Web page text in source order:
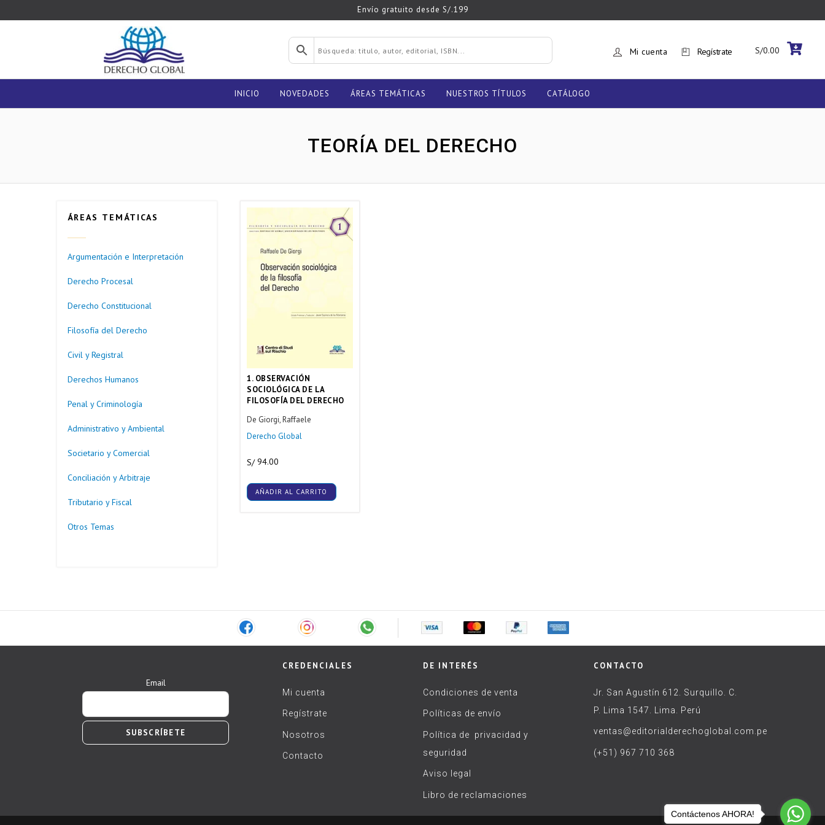
Envío gratuito desde S/.199
Mi cuenta Regístrate S/0.00
INICIO NOVEDADES ÁREAS TEMÁTICAS NUESTROS TÍTULOS CATÁLOGO
TEORÍA DEL DERECHO
ÁREAS TEMÁTICAS
Argumentación e Interpretación
Derecho Procesal
Derecho Constitucional
Filosofía del Derecho
Civil y Registral
Derechos Humanos
Penal y Criminología
Administrativo y Ambiental
Societario y Comercial
Conciliación y Arbitraje
Tributario y Fiscal
Otros Temas
1. OBSERVACIÓN
SOCIOLÓGICA DE LA
FILOSOFÍA DEL DERECHO
De Giorgi, Raffaele
Derecho Global
S/ 94.00
AÑADIR AL CARRITO
Email
SUBSCRÍBETE
CREDENCIALES
Mi cuenta
Regístrate
Nosotros
Contacto
DE INTERÉS
Condiciones de venta
Políticas de envío
Política de privacidad y
seguridad
Aviso legal
Libro de reclamaciones
CONTACTO
Jr. San Agustín 612. Surquillo. C.
P. Lima 1547. Lima. Perú
ventas@editorialderechoglobal.com.pe
(+51) 967 710 368
Contáctenos AHORA!